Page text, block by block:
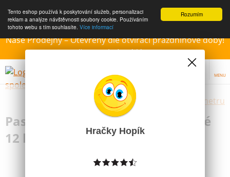
Rozumím
Tento eshop používá k poskytování služeb, personalizaci
reklam a analýze návštěvnosti soubory cookie. Používáním
tohoto webu s tím souhlasíte. Více informací
Naše Prodejny – Otevřeny dle otvírací prázdninové doby!
Přejeme krásné léto!!!
MENU
Výběr hraček dle zvoleného parametru
Pastelky Maped - mini trojhranné
12 ks
Hračky Hopík